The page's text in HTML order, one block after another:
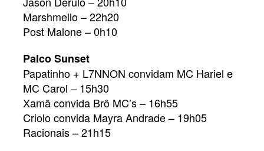
Marshmello – 22h20
Post Malone – 0h10
Palco Sunset
Papatinho + L7NNON convidam MC Hariel e
MC Carol – 15h30
Xamã convida Brô MC’s – 16h55
Criolo convida Mayra Andrade – 19h05
Racionais – 21h15